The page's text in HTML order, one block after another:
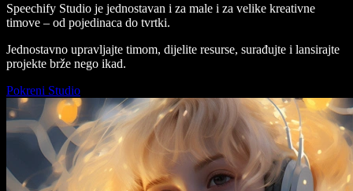
Speechify Studio je jednostavan i za male i za velike kreativne
timove – od pojedinaca do tvrtki.
Jednostavno upravljajte timom, dijelite resurse, surađujte i lansirajte
projekte brže nego ikad.
Pokreni Studio